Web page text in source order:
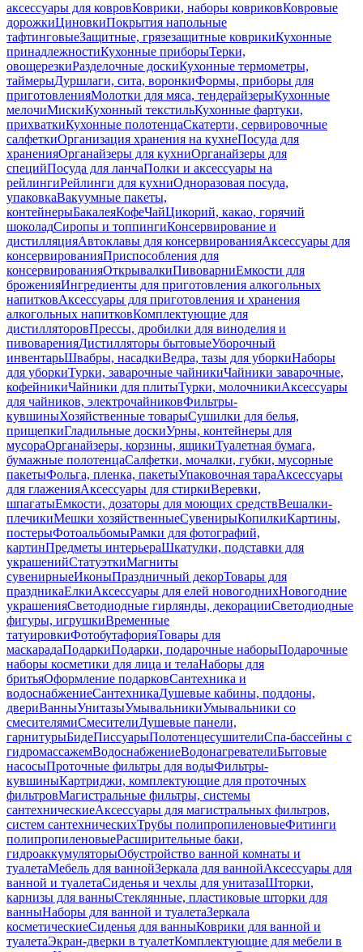
аксессуары для ковровКоврики, наборы ковриковКовровые
дорожкиЦиновкиПокрытия напольные
тафтинговыеЗащитные, грязезащитные коврикиКухонные
принадлежностиКухонные приборыТерки,
овощерезкиРазделочные доскиКухонные термометры,
таймерыДуршлаги, сита, воронкиФормы, приборы для
приготовленияМолотки для мяса, тендерайзерыКухонные
мелочиМискиКухонный текстильКухонные фартуки,
прихваткиКухонные полотенцаСкатерти, сервировочные
салфеткиОрганизация хранения на кухнеПосуда для
храненияОрганайзеры для кухниОрганайзеры для
специйПосуда для ланчаПолки и аксессуары на
рейлингиРейлинги для кухниОдноразовая посуда,
упаковкаВакуумные пакеты,
контейнерыБакалеяКофеЧайЦикорий, какао, горячий
шоколадСиропы и топпингиКонсервирование и
дистилляцияАвтоклавы для консервированияАксессуары для
консервированияПриспособления для
консервированияОткрывалкиПивоварниЕмкости для
броженияИнгредиенты для приготовления алкогольных
напитковАксессуары для приготовления и хранения
алкогольных напитковКомплектующие для
дистилляторовПрессы, дробилки для виноделия и
пивоваренияДистилляторы бытовыеУборочный
инвентарьШвабры, насадкиВедра, тазы для уборкиНаборы
для уборкиТурки, заварочные чайникиЧайники заварочные,
кофейникиЧайники для плитыТурки, молочникиАксессуары
для чайников, электрочайниковФильтры-
кувшиныХозяйственные товарыСушилки для белья,
прищепкиГладильные доскиУрны, контейнеры для
мусораОрганайзеры, корзины, ящикиТуалетная бумага,
бумажные полотенцаСалфетки, мочалки, губки, мусорные
пакетыФольга, пленка, пакетыУпаковочная тараАксессуары
для глаженияАксессуары для стиркиВеревки,
шпагатыЕмкости, дозаторы для моющих средствВешалки-
плечикиМешки хозяйственныеСувенирыКопилкиКартины,
постерыФотоальбомыРамки для фотографий,
картинПредметы интерьераШкатулки, подставки для
украшенийСтатуэткиМагниты
сувенирныеИконыПраздничный декорТовары для
праздникаЕлкиАксессуары для елей новогоднихНовогодние
украшенияСветодиодные гирлянды, декорацииСветодиодные
фигуры, игрушкиВременные
татуировкиФотобутафорияТовары для
маскарадаПодаркиПодарки, подарочные наборыПодарочные
наборы косметики для лица и телаНаборы для
бритьяОформление подарковСантехника и
водоснабжениеСантехникаДушевые кабины, поддоны,
двериВанныУнитазыУмывальникиУмывальники со
смесителямиСмесителиДушевые панели,
гарнитурыБидеПиссуарыПолотенцесушителиСпа-бассейны с
гидромассажемВодоснабжениеВодонагревателиБытовые
насосыПроточные фильтры для водыФильтры-
кувшиныКартриджи, комплектующие для проточных
фильтровМагистральные фильтры, системы
сантехническиеАксессуары для магистральных фильтров,
систем сантехническихТрубы полипропиленовыеФитинги
полипропиленовыеРасширительные баки,
гидроаккумуляторыОбустройство ванной комнаты и
туалетаМебель для ваннойЗеркала для ваннойАксессуары для
ванной и туалетаСиденья и чехлы для унитазаШторки,
карнизы для ванныСтеклянные, пластиковые шторки для
ванныНаборы для ванной и туалетаЗеркала
косметическиеСиденья для ванныКоврики для ванной и
туалетаЭкран-дверки в туалетКомплектующие для мебели в